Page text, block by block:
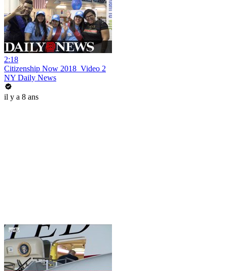
2:18
Citizenship Now 2018_Video 2
NY Daily News
il y a 8 ans